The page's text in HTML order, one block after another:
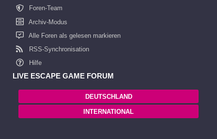
Foren-Team
Archiv-Modus
Alle Foren als gelesen markieren
RSS-Synchronisation
Hilfe
LIVE ESCAPE GAME FORUM
DEUTSCHLAND
INTERNATIONAL